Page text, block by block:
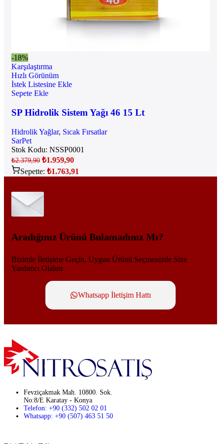
-18%
Karşılaştırma
Hızlı Görünüm
İstek Listesine Ekle
Sepete Ekle
SP Hidrolik Sistem Yağı 46 15 Lt
Hidrolik Yağlar, Sıcak Fırsatlar
SarPet
Stok Kodu: NSSP0001
₺2.379,90 ₺1.959,90
Sepette: ₺1.763,91
Aradığınız Ürünü Bulamadınız Mı?
Bizimle İletişime Geçin, Uygun Ürünü Seçmenizde Size
Yardımcı Olalım
Whatsapp İletişim Hattı
Fevziçakmak Mah. 10800. Sok.
No:8/E Karatay - Konya
Telefon: +90 (332) 502 02 01
Whatsapp: +90 (507) 463 51 50